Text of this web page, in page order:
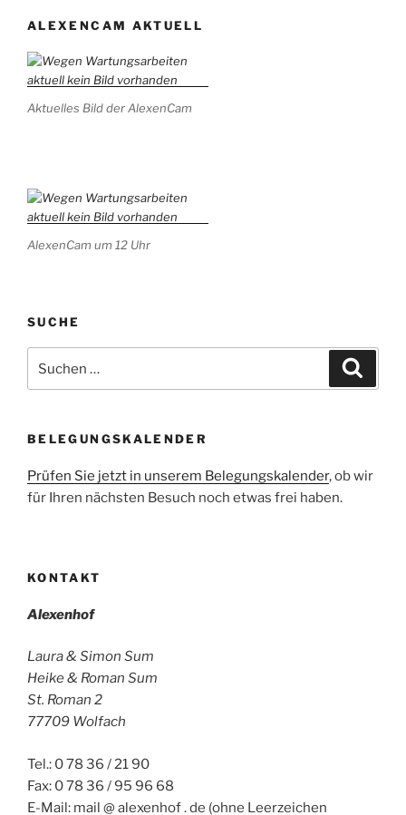
ALEXENCAM AKTUELL
Aktuelles Bild der AlexenCam
AlexenCam um 12 Uhr
SUCHE
nach:
BELEGUNGSKALENDER
Prüfen Sie jetzt in unserem Belegungskalender, ob wir
für Ihren nächsten Besuch noch etwas frei haben.
KONTAKT
Alexenhof
Laura & Simon Sum
Heike & Roman Sum
St. Roman 2
77709 Wolfach
Tel.: 0 78 36 / 21 90
Fax: 0 78 36 / 95 96 68
E-Mail: mail @ alexenhof . de (ohne Leerzeichen